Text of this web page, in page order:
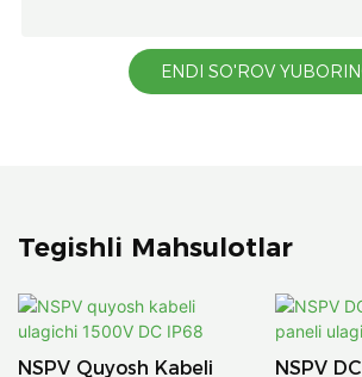
ENDI SO'ROV
Tegishli Mahsulotlar
NSPV Quyosh Kabeli NSPV